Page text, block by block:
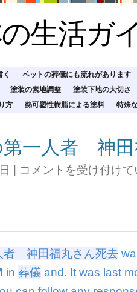
生活ガ
く
ペットの葬儀にも流れがあります
塗装の素地調整
塗装下地の大切さ
方
熱可塑性樹脂による塗料 特殊
第一人者 神
| 端
神
田
コメントを受け付け
者 神田福丸さん死去
in 葬儀 and. It was last